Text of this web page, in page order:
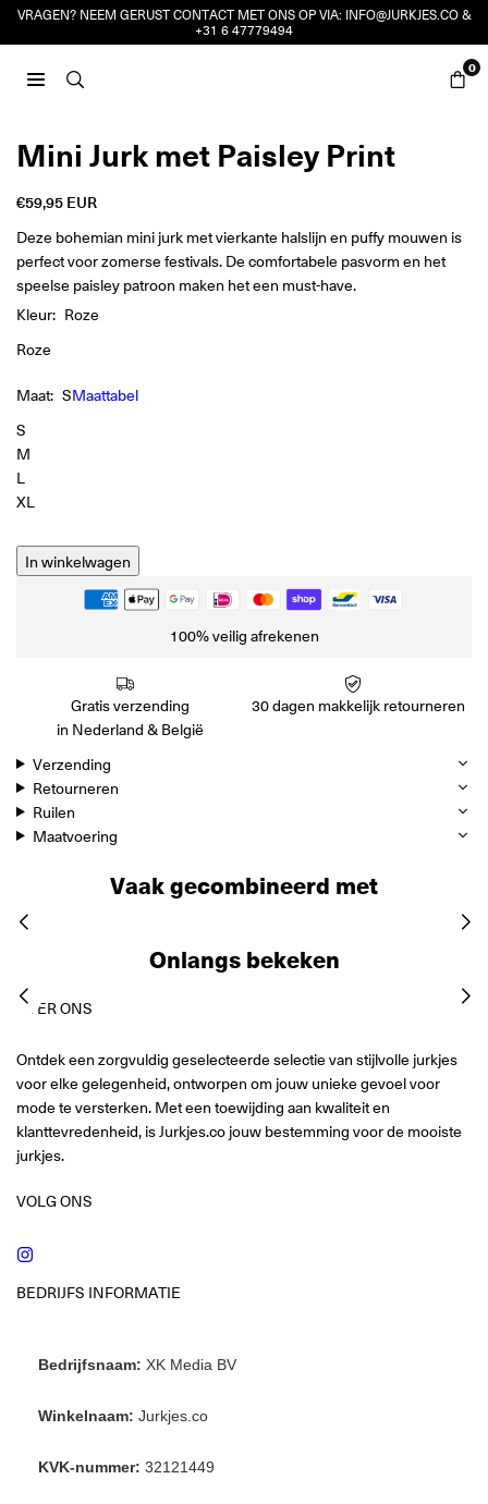
VRAGEN? NEEM GERUST CONTACT MET ONS OP VIA: INFO@JURKJES.CO&
+31 6 47779494
0
Mini Jurk met Paisley Print
Reguliere
prijs
€59,95 EUR
Deze bohemian mini jurk met vierkante halslijn en puffy mouwen is
perfect voor zomerse festivals. De comfortabele pasvorm en het
speelse paisley patroon maken het een must-have.
Kleur: Roze
Roze
Maat: SMaattabel
S
M
L
XL
In winkelwagen
100% veilig afrekenen
Gratis verzending
in Nederland & België
30 dagen makkelijk retourneren
Verzending
Retourneren
Ruilen
Maatvoering
Vaak gecombineerd met
Onlangs bekeken
OVER ONS
Ontdek een zorgvuldig geselecteerde selectie van stijlvolle jurkjes
voor elke gelegenheid, ontworpen om jouw unieke gevoel voor
mode te versterken. Met een toewijding aan kwaliteit en
klanttevredenheid, is Jurkjes.co jouw bestemming voor de mooiste
jurkjes.
VOLG ONS
BEDRIJFS INFORMATIE
Bedrijfsnaam: XK Media BV
Winkelnaam: Jurkjes.co
KVK-nummer: 32121449